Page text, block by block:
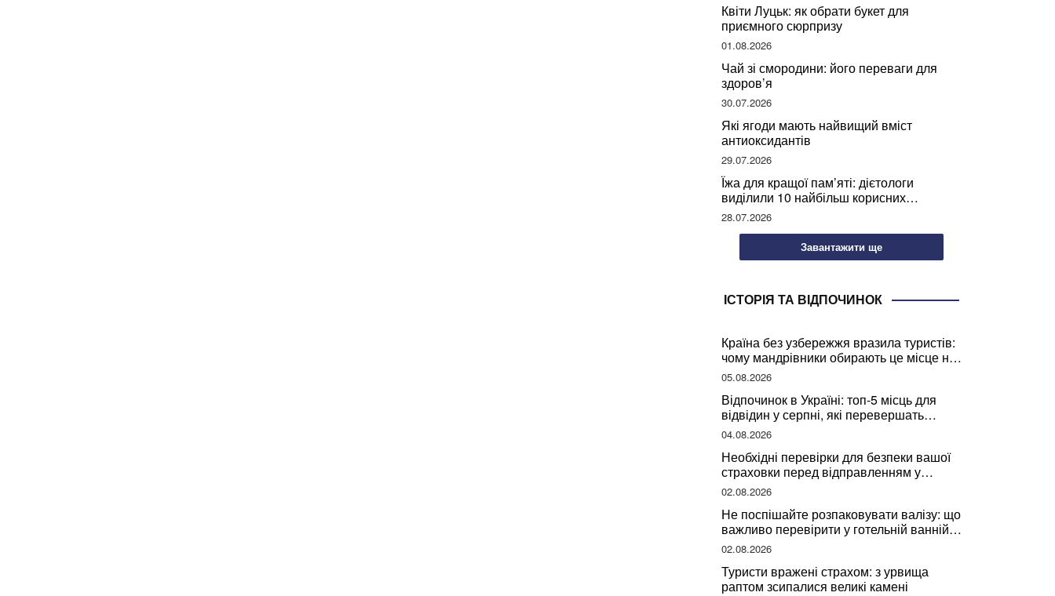
Квіти Луцьк: як обрати букет для
приємного сюрпризу
01.08.2026
Чай зі смородини: його переваги для
здоров’я
30.07.2026
Які ягоди мають найвищий вміст
антиоксидантів
29.07.2026
Їжа для кращої пам’яті: дієтологи
виділили 10 найбільш корисних
продуктів
28.07.2026
Завантажити ще
ІСТОРІЯ ТА ВІДПОЧИНОК
Країна без узбережжя вразила туристів:
чому мандрівники обирають це місце на
відпочинок
05.08.2026
Відпочинок в Україні: топ-5 місць для
відвідин у серпні, які перевершать
закордонні враження
04.08.2026
Необхідні перевірки для безпеки вашої
страховки перед відправленням у
подорож
02.08.2026
Не поспішайте розпаковувати валізу: що
важливо перевірити у готельній ванній
за словами досвідченої мандрівниці
02.08.2026
Туристи вражені страхом: з урвища
раптом зсипалися великі камені